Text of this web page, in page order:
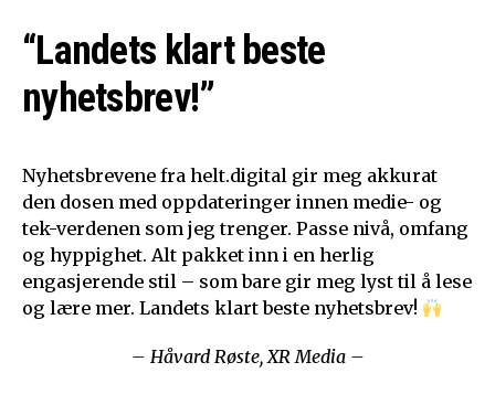
“Landets klart beste
nyhetsbrev!”
Nyhetsbrevene fra helt.digital gir meg akkurat
den dosen med oppdateringer innen medie- og
tek-verdenen som jeg trenger. Passe nivå, omfang
og hyppighet. Alt pakket inn i en herlig
engasjerende stil – som bare gir meg lyst til å lese
og lære mer. Landets klart beste nyhetsbrev!
– Håvard Røste, XR Media –